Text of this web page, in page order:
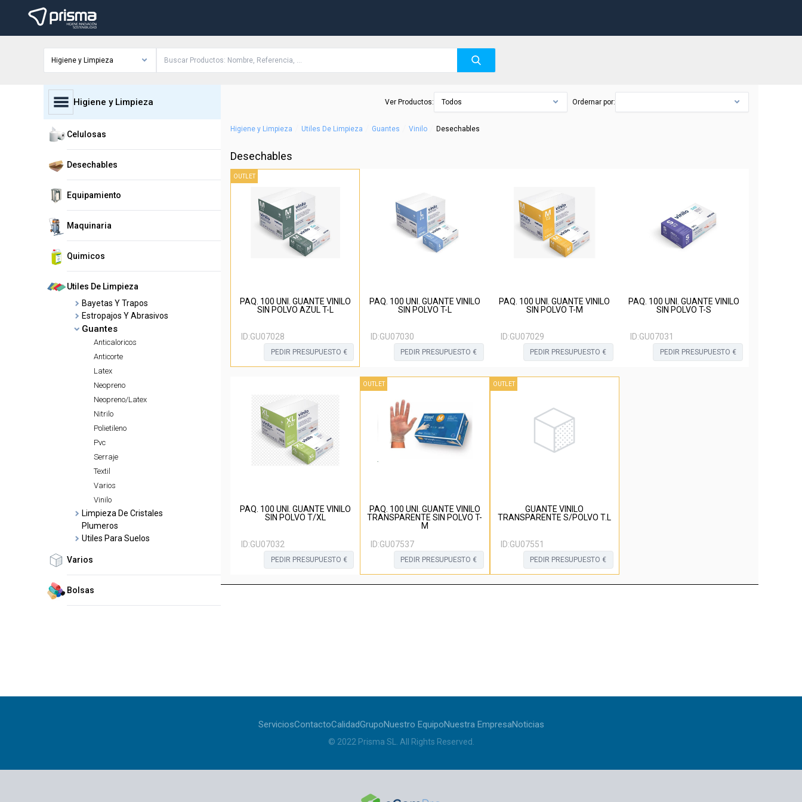
Higiene y Limpieza
Higiene y Limpieza
Celulosas
Desechables
Equipamiento
Maquinaria
Quimicos
Utiles De Limpieza
Bayetas Y Trapos
Estropajos Y Abrasivos
Guantes
Anticaloricos
Anticorte
Latex
Neopreno
Neopreno/Latex
Nitrilo
Polietileno
Pvc
Serraje
Textil
Varios
Vinilo
Limpieza De Cristales
Plumeros
Utiles Para Suelos
Varios
Bolsas
Ver Productos: Todos Ordernar por:
Higiene y Limpieza Utiles De Limpieza Guantes Vinilo Desechables
Desechables
OUTLET
PAQ. 100 UNI. GUANTE VINILO
SIN POLVO AZUL T-L
ID:GU07028
PEDIR PRESUPUESTO €
PAQ. 100 UNI. GUANTE VINILO
SIN POLVO T-L
ID:GU07030
PEDIR PRESUPUESTO €
PAQ. 100 UNI. GUANTE VINILO
SIN POLVO T-M
ID:GU07029
PEDIR PRESUPUESTO €
PAQ. 100 UNI. GUANTE VINILO
SIN POLVO T-S
ID:GU07031
PEDIR PRESUPUESTO €
PAQ. 100 UNI. GUANTE VINILO
SIN POLVO T/XL
ID:GU07032
PEDIR PRESUPUESTO €
OUTLET
PAQ. 100 UNI. GUANTE VINILO
TRANSPARENTE SIN POLVO T-
M
ID:GU07537
PEDIR PRESUPUESTO €
OUTLET
GUANTE VINILO
TRANSPARENTE S/POLVO T.L
ID:GU07551
PEDIR PRESUPUESTO €
ServiciosContactoCalidadGrupoNuestro EquipoNuestra EmpresaNoticias
© 2022 Prisma SL All Rights Reserved